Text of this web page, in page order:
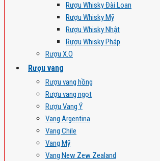
Rượu Whisky Đài Loan
Rượu Whisky Mỹ
Rượu Whisky Nhật
Rượu Whisky Pháp
Rượu X.O
Rượu vang
Rượu vang hồng
Rượu vang ngọt
Rượu Vang Ý
Vang Argentina
Vang Chile
Vang Mỹ
Vang New Zew Zealand